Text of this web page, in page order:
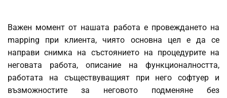
Важен момент от нашата работа е провеждането на
mapping при клиента, чиято основна цел е да се
направи снимка на състоянието на процедурите на
неговата работа, описание на функционалността,
работата на съществуващият при него софтуер и
възможностите за неговото подменяне без